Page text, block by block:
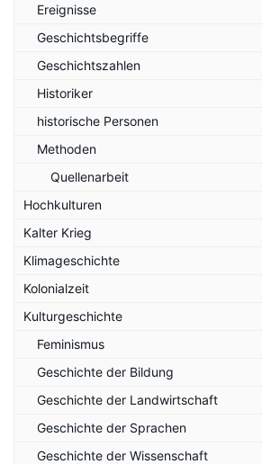
Ereignisse
Geschichtsbegriffe
Geschichtszahlen
Historiker
historische Personen
Methoden
Quellenarbeit
Hochkulturen
Kalter Krieg
Klimageschichte
Kolonialzeit
Kulturgeschichte
Feminismus
Geschichte der Bildung
Geschichte der Landwirtschaft
Geschichte der Sprachen
Geschichte der Wissenschaft